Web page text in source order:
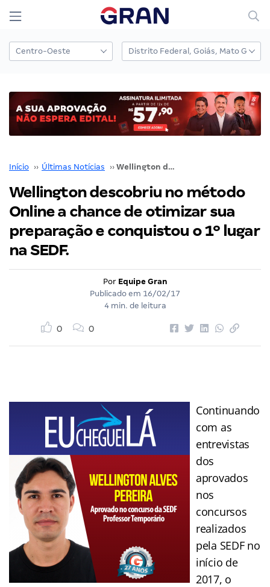
Início ›› Últimas Notícias ›› Wellington descobriu no método Online a chance de otimizar sua preparação e conquistou o 1º lugar na SEDF.
Wellington descobriu no método
Online a chance de otimizar sua
preparação e conquistou o 1º lugar
na SEDF.
Por Equipe Gran
Publicado em 16/02/17
4 min. de leitura
0 0
Continuando
com as
entrevistas
dos
aprovados
nos
concursos
realizados
pela SEDF no
início de
2017, o